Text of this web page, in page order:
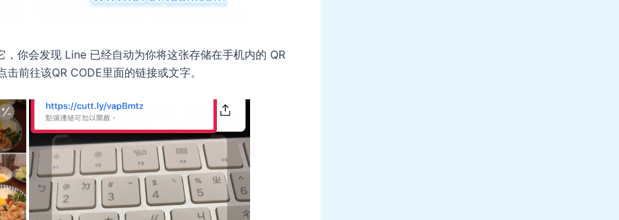
你会发现 Line 已经自动为你将这张存储在手机内的 QR
前往该QR CODE里面的链接或文字。